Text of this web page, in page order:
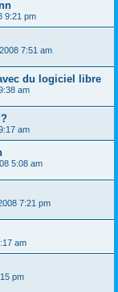
9:21 pm
7:51 am
du logiciel libre
am
am
5:08 am
7:21 pm
am
pm